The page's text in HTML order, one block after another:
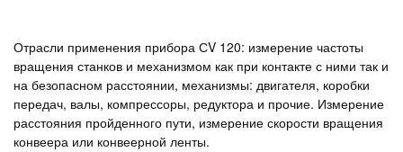
Отрасли применения прибора СV 120: измерение частоты
вращения станков и механизмом как при контакте с ними так и
на безопасном расстоянии, механизмы: двигателя, коробки
передач, валы, компрессоры, редуктора и прочие. Измерение
расстояния пройденного пути, измерение скорости вращения
конвеера или конвеерной ленты.